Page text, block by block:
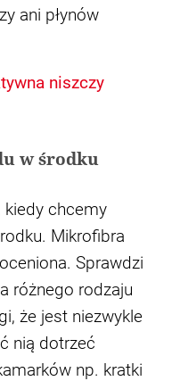
ani płynów
niszczy
w środku
kiedy chcemy
Mikrofibra
Sprawdzi
różnego rodzaju
że jest niezwykle
nią dotrzeć
np. kratki